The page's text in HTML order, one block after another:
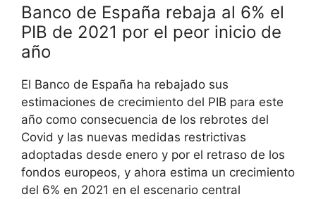
Banco de España rebaja al 6% el
PIB de 2021 por el peor inicio de
año
El Banco de España ha rebajado sus
estimaciones de crecimiento del PIB para este
año como consecuencia de los rebrotes del
Covid y las nuevas medidas restrictivas
adoptadas desde enero y por el retraso de los
fondos europeos, y ahora estima un crecimiento
del 6% en 2021 en el escenario central